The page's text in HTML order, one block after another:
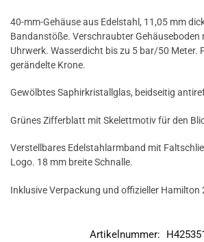
40-mm-Gehäuse aus Edelstahl, 11,05 mm
Bandanstöße. Verschraubter Gehäuseboden
Uhrwerk. Wasserdicht bis zu 5 bar/50 Meter.
gerändelte Krone.
Gewölbtes Saphirkristallglas, beidseitig
Grünes Zifferblatt mit Skelettmotiv für den
Verstellbares Edelstahlarmband mit
Logo. 18 mm breite Schnalle.
Inklusive Verpackung und offizieller Hamilton
Artikelnummer: